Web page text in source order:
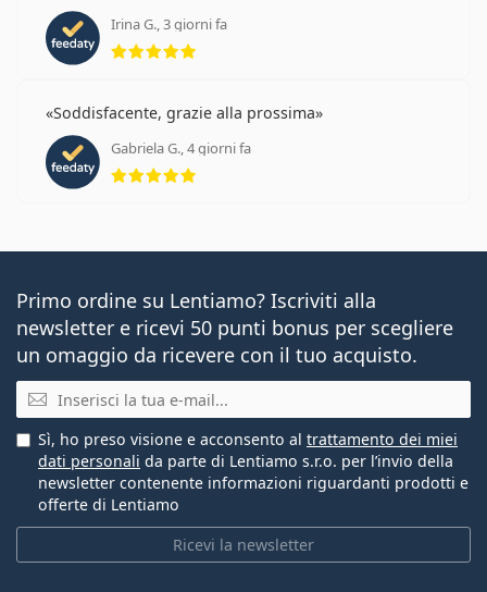
Irina G., 3 giorni fa
Soddisfacente, grazie alla prossima
Gabriela G., 4 giorni fa
valutazione 5 di 5
Primo ordine su Lentiamo? Iscriviti alla
newsletter e ricevi 50 punti bonus per scegliere
un omaggio da ricevere con il tuo acquisto.
E-mail
Ricevi la newsletter
Sì, ho preso visione e acconsento al trattamento dei miei
dati personali da parte di Lentiamo s.r.o. per l’invio della
newsletter contenente informazioni riguardanti prodotti e
offerte di Lentiamo